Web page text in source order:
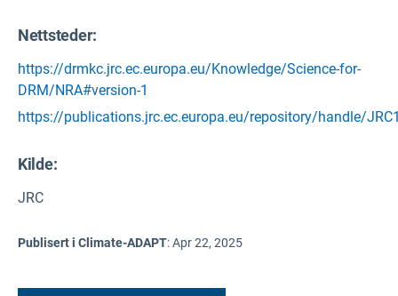
Nettsteder:
https://drmkc.jrc.ec.europa.eu/Knowledge/Science-for-
DRM/NRA#version-1
https://publications.jrc.ec.europa.eu/repository/handle/
Kilde:
JRC
Publisert i Climate-ADAPT:Apr 22, 2025